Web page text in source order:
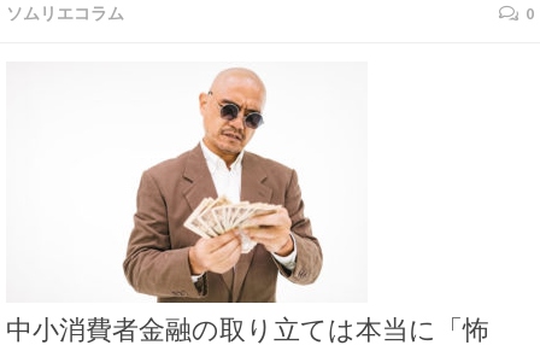
ソムリエコラム 0
中小消費者金融の取り立ては本当に「怖